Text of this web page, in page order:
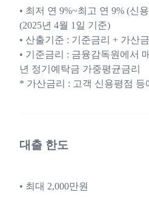
• 최저 연 9%~최고 연 9% (신
(2025년 4월 1일 기준)
• 산출기준 : 기준금리 + 가산금
• 기준금리 : 금융감독원에서
년 정기예탁금 가중평균금리
* 가산금리 : 고객 신용평점 등
대출 한도
• 최대 2,000만원